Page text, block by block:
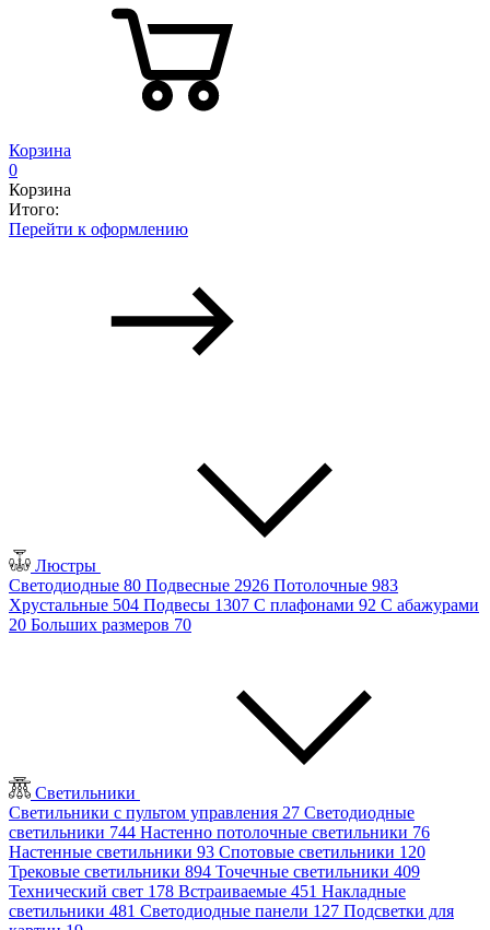
Корзина
0
Корзина
Итого:
Перейти к оформлению
Люстры
Светодиодные 80 Подвесные 2926 Потолочные 983
Хрустальные 504 Подвесы 1307 С плафонами 92 С абажурами
20 Больших размеров 70
Светильники
Светильники с пультом управления 27 Светодиодные
светильники 744 Настенно потолочные светильники 76
Настенные светильники 93 Спотовые светильники 120
Трековые светильники 894 Точечные светильники 409
Технический свет 178 Встраиваемые 451 Накладные
светильники 481 Светодиодные панели 127 Подсветки для